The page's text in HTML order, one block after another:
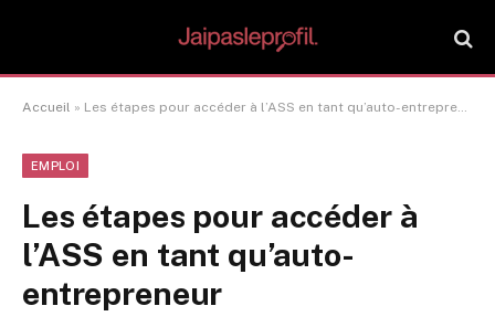
Accueil » Les étapes pour accéder à l’ASS en tant qu’auto-entrepreneur
EMPLOI
Les étapes pour accéder à
l’ASS en tant qu’auto-
entrepreneur